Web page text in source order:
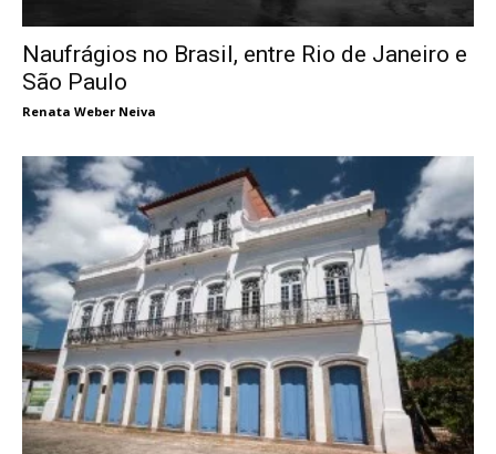
Naufrágios no Brasil, entre Rio de Janeiro e
São Paulo
Renata Weber Neiva